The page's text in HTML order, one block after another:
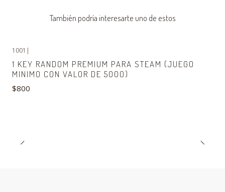
También podría interesarte uno de estos
1001 |
1 KEY RANDOM PREMIUM PARA STEAM (JUEGO
MINIMO CON VALOR DE 5000)
$800